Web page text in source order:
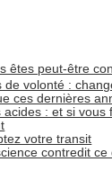
êtes peut-être
de volonté :
ces dernières
: et si vous
votre transit
contredit